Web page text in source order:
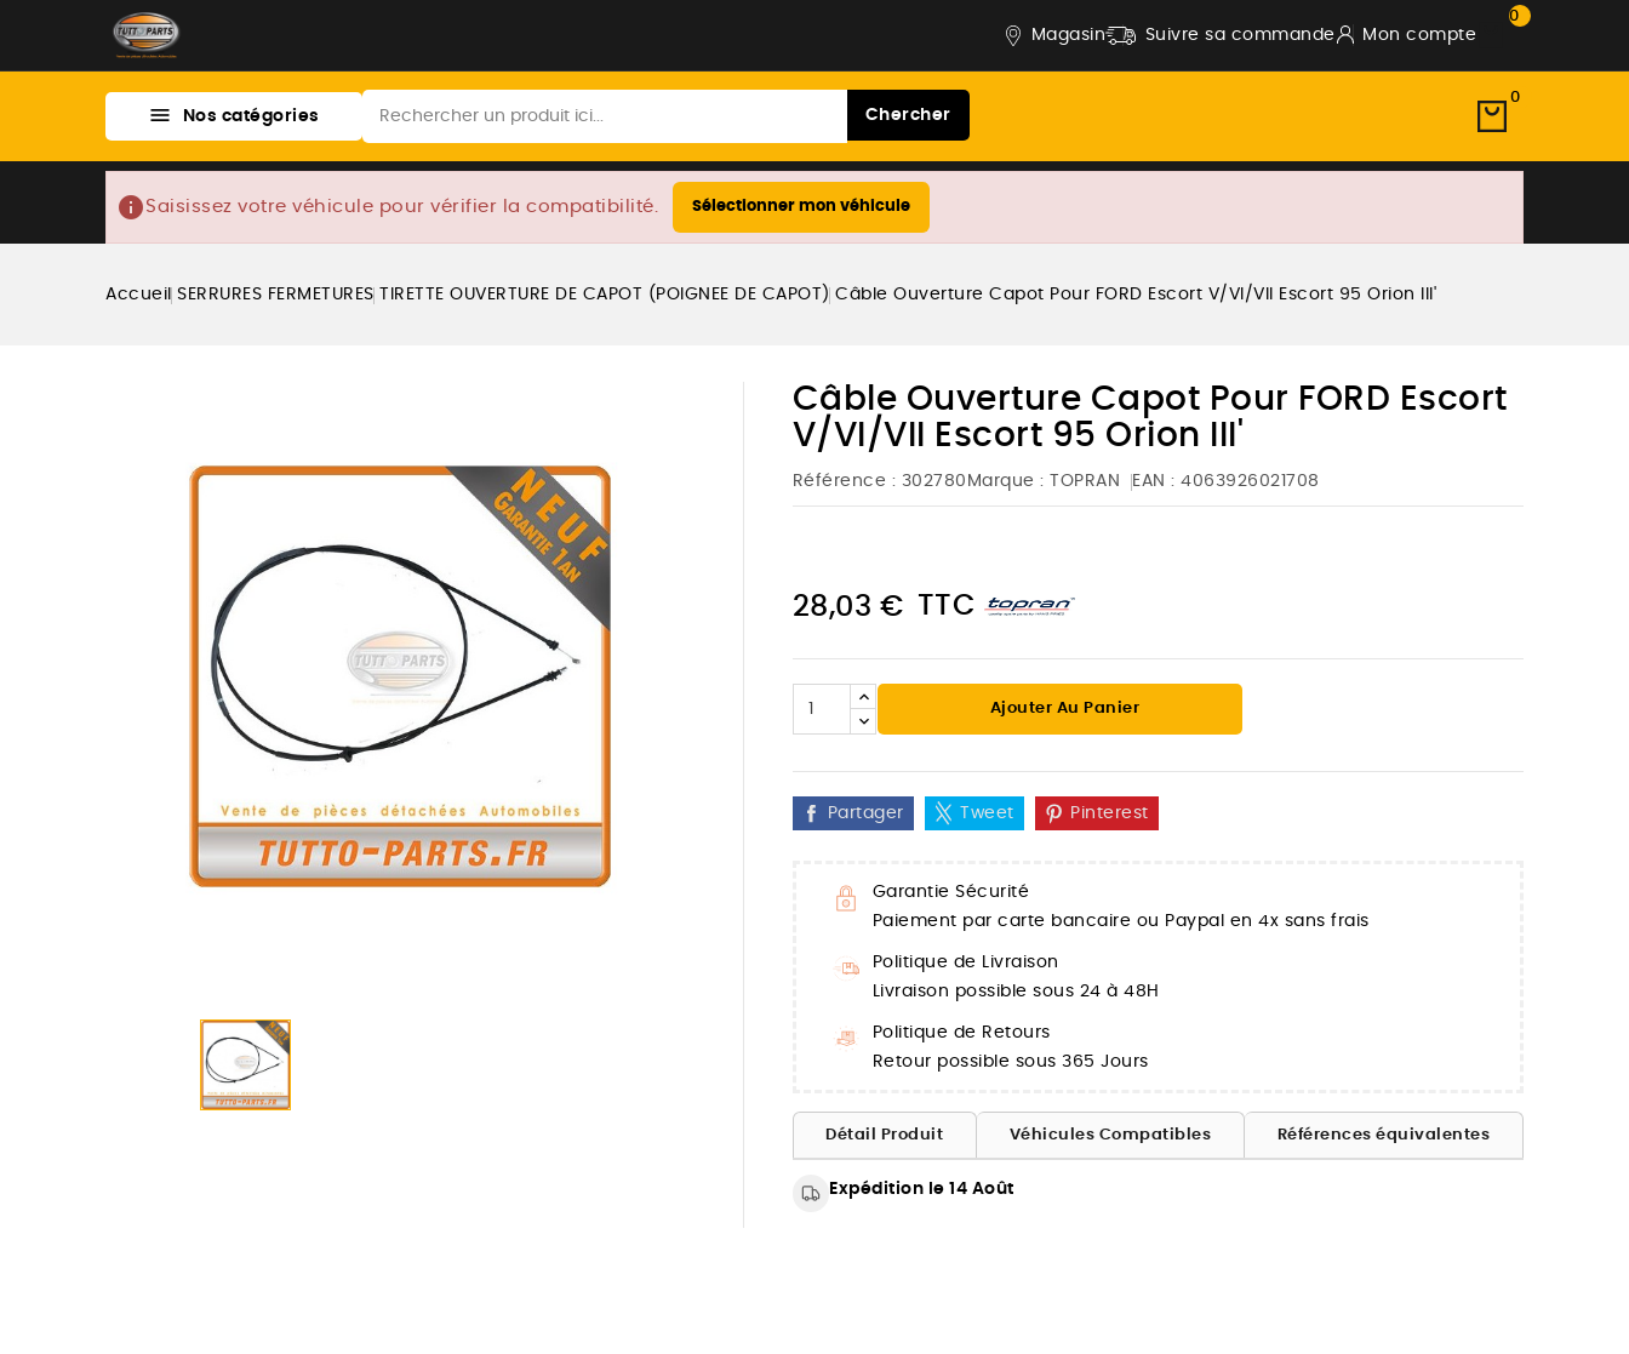
Magasin Suivre sa commande Mon compte
0
 Nos catégories Chercher
0
info Saisissez votre véhicule pour vérifier la compatibilité. Sélectionner mon véhicule
Accueil SERRURES FERMETURES TIRETTE OUVERTURE DE CAPOT (POIGNEE DE CAPOT) Câble Ouverture Capot Pour FORD Escort V/VI/VII Escort 95 Orion III'
Câble Ouverture Capot Pour FORD Escort
V/VI/VII Escort 95 Orion III'
Référence : 302780 Marque : TOPRAN EAN : 4063926021708
28,03 € TTC
Ajouter Au Panier
Partager Tweet Pinterest
Garantie Sécurité
Paiement par carte bancaire ou Paypal en 4x sans frais
Politique de Livraison
Livraison possible sous 24 à 48H
Politique de Retours
Retour possible sous 365 Jours
Détail Produit Véhicules Compatibles Références équivalentes
Expédition le 14 Août